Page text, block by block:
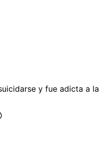
y fue adicta a la